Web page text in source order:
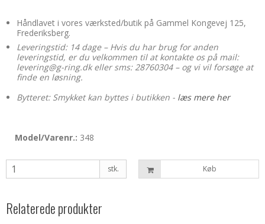
Håndlavet i vores værksted/butik på Gammel Kongevej 125,
Frederiksberg.
Leveringstid: 14 dage – Hvis du har brug for anden
leveringstid, er du velkommen til at kontakte os på mail:
levering@g-ring.dk eller sms: 28760304 – og vi vil forsøge at
finde en løsning.
Bytteret: Smykket kan byttes i butikken - læs mere her
Model/Varenr.: 348
stk. Køb
Relaterede produkter